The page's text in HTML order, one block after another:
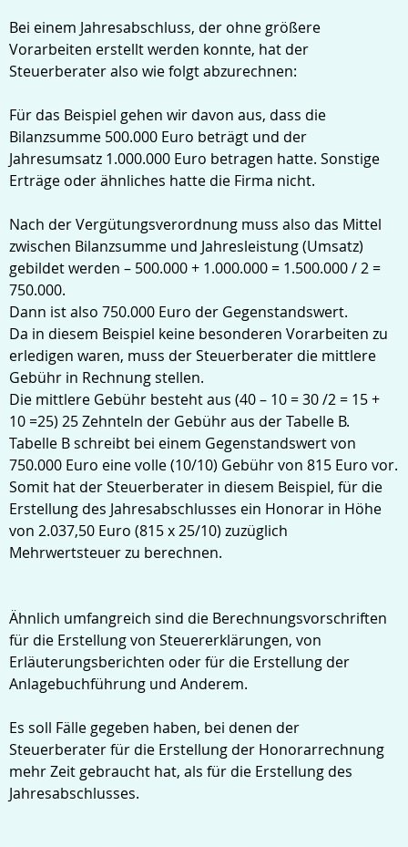
Bei einem Jahresabschluss, der ohne größere
Vorarbeiten erstellt werden konnte, hat der
Steuerberater also wie folgt abzurechnen:
Für das Beispiel gehen wir davon aus, dass die
Bilanzsumme 500.000 Euro beträgt und der
Jahresumsatz 1.000.000 Euro betragen hatte. Sonstige
Erträge oder ähnliches hatte die Firma nicht.
Nach der Vergütungsverordnung muss also das Mittel
zwischen Bilanzsumme und Jahresleistung (Umsatz)
gebildet werden – 500.000 + 1.000.000 = 1.500.000 / 2 =
750.000.
Dann ist also 750.000 Euro der Gegenstandswert.
Da in diesem Beispiel keine besonderen Vorarbeiten zu
erledigen waren, muss der Steuerberater die mittlere
Gebühr in Rechnung stellen.
Die mittlere Gebühr besteht aus (40 – 10 = 30 /2 = 15 +
10 =25) 25 Zehnteln der Gebühr aus der Tabelle B.
Tabelle B schreibt bei einem Gegenstandswert von
750.000 Euro eine volle (10/10) Gebühr von 815 Euro vor.
Somit hat der Steuerberater in diesem Beispiel, für die
Erstellung des Jahresabschlusses ein Honorar in Höhe
von 2.037,50 Euro (815 x 25/10) zuzüglich
Mehrwertsteuer zu berechnen.
Ähnlich umfangreich sind die Berechnungsvorschriften
für die Erstellung von Steuererklärungen, von
Erläuterungsberichten oder für die Erstellung der
Anlagebuchführung und Anderem.
Es soll Fälle gegeben haben, bei denen der
Steuerberater für die Erstellung der Honorarrechnung
mehr Zeit gebraucht hat, als für die Erstellung des
Jahresabschlusses.